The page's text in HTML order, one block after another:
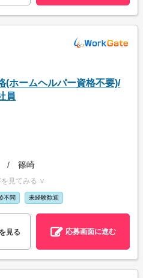
(ホームヘルパー資格不要)/
員
/ 篠崎
見てみる ∨
不問 未経験歓迎
見る 応募画面に進む